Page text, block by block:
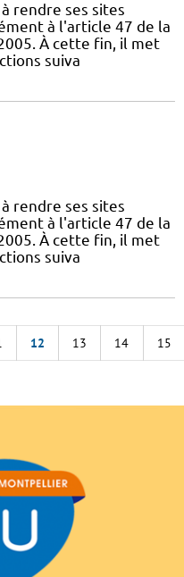
rendre ses sites
à l'article 47 de la
À cette fin, il met
suiva
rendre ses sites
à l'article 47 de la
À cette fin, il met
suiva
12 13 14 15